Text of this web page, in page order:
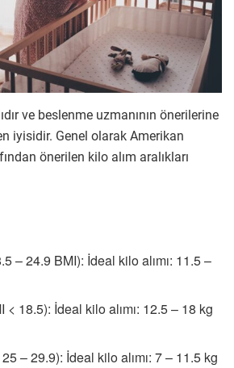
ve beslenme uzmanının önerilerine
iyisidir. Genel olarak Amerikan
önerilen kilo alım aralıkları
– 24.9 BMI): İdeal kilo alımı: 11.5 –
18.5): İdeal kilo alımı: 12.5 – 18 kg
– 29.9): İdeal kilo alımı: 7 – 11.5 kg